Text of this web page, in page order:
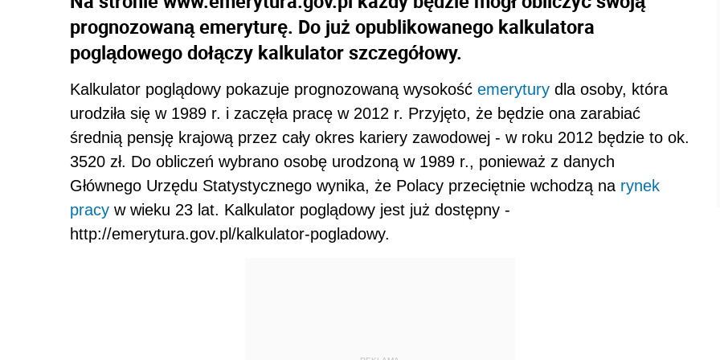
prognozowaną emeryturę. Do już opublikowanego kalkulatora
poglądowego dołączy kalkulator szczegółowy.
Kalkulator poglądowy pokazuje prognozowaną wysokość emerytury dla osoby, która
urodziła się w 1989 r. i zaczęła pracę w 2012 r. Przyjęto, że będzie ona zarabiać
średnią pensję krajową przez cały okres kariery zawodowej - w roku 2012 będzie to ok.
3520 zł. Do obliczeń wybrano osobę urodzoną w 1989 r., ponieważ z danych
Głównego Urzędu Statystycznego wynika, że Polacy przeciętnie wchodzą na rynek
pracy w wieku 23 lat. Kalkulator poglądowy jest już dostępny -
http://emerytura.gov.pl/kalkulator-pogladowy.